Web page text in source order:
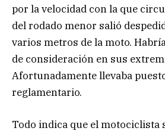
por la velocidad con la que
del rodado menor salió
varios metros de la moto.
de consideración en sus
Afortunadamente llevaba
reglamentario.
Todo indica que el motociclista